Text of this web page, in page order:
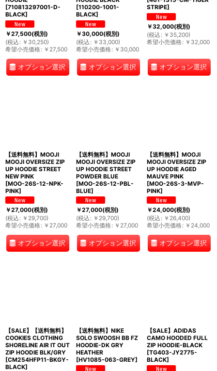
[710813297001-D-
BLACK]
￥27,500(税別)
(税込 : ￥ 30,250)
希望小売価格: ￥ 27,500
オプション選択
[110200-1001-
BLACK]
￥30,000(税別)
(税込 : ￥ 33,000)
希望小売価格: ￥ 30,000
オプション選択
STRIPE]
￥32,000(税別)
(税込 : ￥ 35,200)
希望小売価格: ￥ 32,000
オプション選択
【送料無料】MOOJI
MOOJI OVERSIZE ZIP
UP HOODIE STREET
NEW PINK
[MOO-26S-12-NPK-
PINK]
￥27,000(税別)
(税込 : ￥ 29,700)
希望小売価格: ￥ 27,000
オプション選択
【送料無料】MOOJI
MOOJI OVERSIZE ZIP
UP HOODIE STREET
POWDER BLUE
[MOO-26S-12-PBL-
BLUE]
￥27,000(税別)
(税込 : ￥ 29,700)
希望小売価格: ￥ 27,000
オプション選択
【送料無料】MOOJI
MOOJI OVERSIZE ZIP
UP HOODIE AGED
MAUVE PINK
[MOO-26S-3-MVP-
PINK]
￥24,000(税別)
(税込 : ￥ 26,400)
希望小売価格: ￥ 24,000
オプション選択
【SALE】【送料無料】
COOKIES CLOTHING
SHORELINE AIR IT OUT
ZIP HOODIE BLK/GRY
[CM254HFP11-BKGY-
BLACK]
【送料無料】NIKE
SOLO SWOOSH BB FZ
HOODIE-DK GRY
HEATHER
[HV1085-063-GREY]
【SALE】ADIDAS
CAMO HOODED FULL
ZIP HOODIE-BLACK
[TG403-JY2775-
BLACK]